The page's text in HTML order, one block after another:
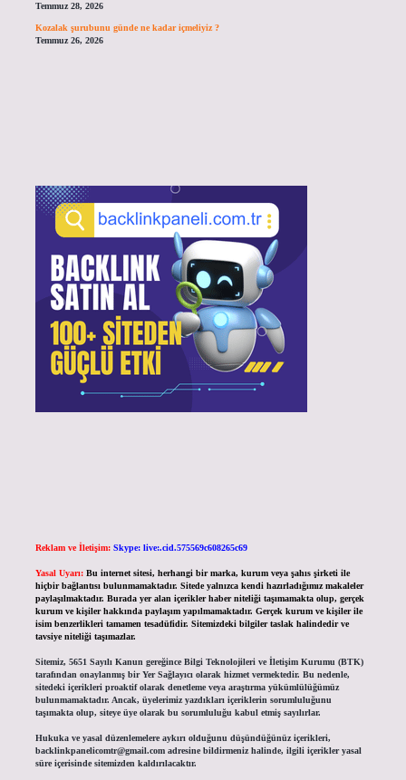
Temmuz 28, 2026
Kozalak şurubunu günde ne kadar içmeliyiz ?
Temmuz 26, 2026
Reklam ve İletişim: Skype: live:.cid.575569c608265c69
Yasal Uyarı: Bu internet sitesi, herhangi bir marka, kurum veya şahıs şirketi ile
hiçbir bağlantısı bulunmamaktadır. Sitede yalnızca kendi hazırladığımız makaleler
paylaşılmaktadır. Burada yer alan içerikler haber niteliği taşımamakta olup, gerçek
kurum ve kişiler hakkında paylaşım yapılmamaktadır. Gerçek kurum ve kişiler ile
isim benzerlikleri tamamen tesadüfidir. Sitemizdeki bilgiler taslak halindedir ve
tavsiye niteliği taşımazlar.
Sitemiz, 5651 Sayılı Kanun gereğince Bilgi Teknolojileri ve İletişim Kurumu (BTK)
tarafından onaylanmış bir Yer Sağlayıcı olarak hizmet vermektedir. Bu nedenle,
sitedeki içerikleri proaktif olarak denetleme veya araştırma yükümlülüğümüz
bulunmamaktadır. Ancak, üyelerimiz yazdıkları içeriklerin sorumluluğunu
taşımakta olup, siteye üye olarak bu sorumluluğu kabul etmiş sayılırlar.
Hukuka ve yasal düzenlemelere aykırı olduğunu düşündüğünüz içerikleri,
backlinkpanelicomtr@gmail.comadresine bildirmeniz halinde, ilgili içerikler yasal
süre içerisinde sitemizden kaldırılacaktır.